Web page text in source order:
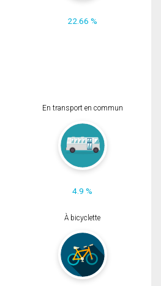
22.66 %
En transport en commun
4.9 %
À bicyclette